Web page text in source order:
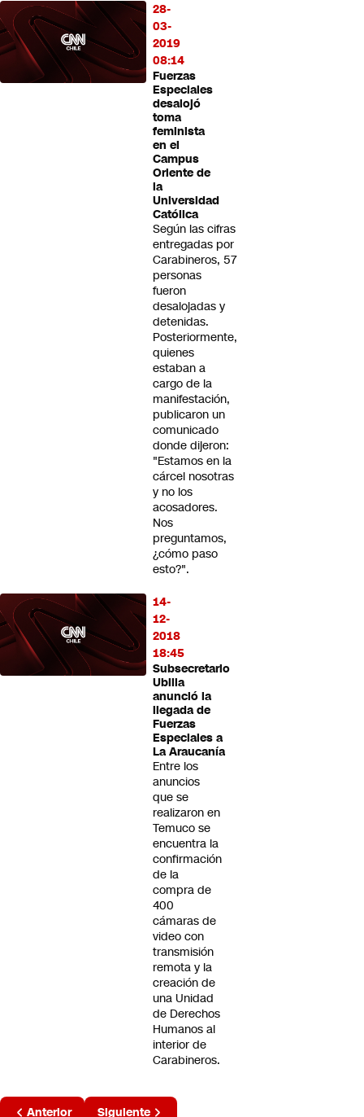
28-
03-
2019
08:14
Fuerzas
Especiales
desalojó
toma
feminista
en el
Campus
Oriente de
la
Universidad
Católica
Según las cifras
entregadas por
Carabineros, 57
personas
fueron
desalojadas y
detenidas.
Posteriormente,
quienes
estaban a
cargo de la
manifestación,
publicaron un
comunicado
donde dijeron:
"Estamos en la
cárcel nosotras
y no los
acosadores.
Nos
preguntamos,
¿cómo paso
esto?".
14-
12-
2018
18:45
Subsecretario
Ubilla
anunció la
llegada de
Fuerzas
Especiales a
La Araucanía
Entre los
anuncios
que se
realizaron en
Temuco se
encuentra la
confirmación
de la
compra de
400
cámaras de
video con
transmisión
remota y la
creación de
una Unidad
de Derechos
Humanos al
interior de
Carabineros.
Página
Anterior Siguiente